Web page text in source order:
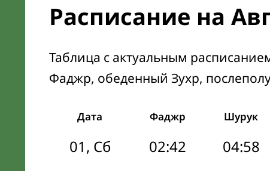
Расписание на
Таблица с актуальным
Фаджр, обеденный Зухр,
Дата Фаджр Шурук
01, Сб 02:42 04:58